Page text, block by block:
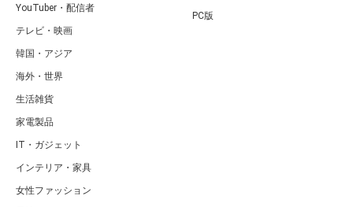
YouTuber・配信者
テレビ・映画
韓国・アジア
海外・世界
生活雑貨
家電製品
IT・ガジェット
インテリア・家具
女性ファッション
PC版